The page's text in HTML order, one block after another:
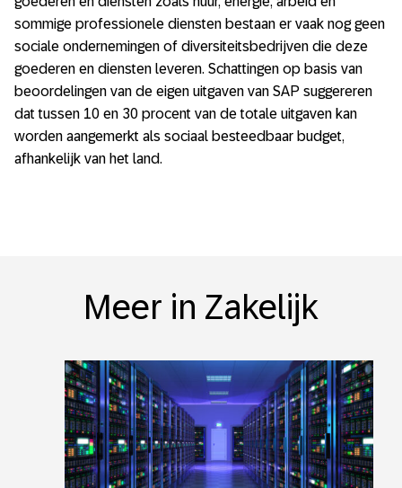
sommige professionele diensten bestaan er vaak nog geen
sociale ondernemingen of diversiteitsbedrijven die deze
goederen en diensten leveren. Schattingen op basis van
beoordelingen van de eigen uitgaven van SAP suggereren
dat tussen 10 en 30 procent van de totale uitgaven kan
worden aangemerkt als sociaal besteedbaar budget,
afhankelijk van het land.
Meer in Zakelijk